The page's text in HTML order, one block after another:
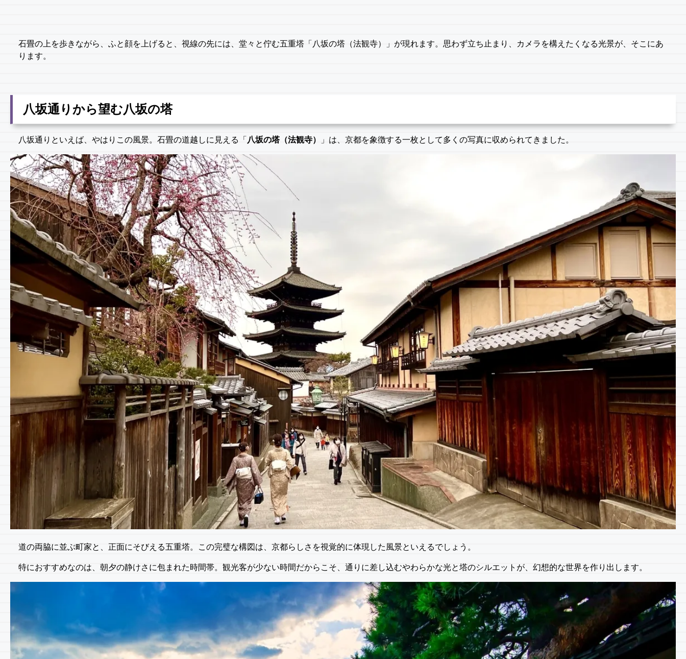
石畳の上を歩きながら、ふと顔を上げると、視線の先には、堂々と佇む五重塔「八坂の塔（法観寺）」が現れます。思わず立ち止まり、カメラを構えたくなる光景が、そこにあ
ります。
八坂通りから望む八坂の塔
八坂通りといえば、やはりこの風景。石畳の道越しに見える「 八坂の塔（法観寺） 」は、京都を象徴する一枚として多くの写真に収められてきました。
道の両脇に並ぶ町家と、正面にそびえる五重塔。この完璧な構図は、京都らしさを視覚的に体現した風景といえるでしょう。
特におすすめなのは、朝夕の静けさに包まれた時間帯。観光客が少ない時間だからこそ、通りに差し込むやわらかな光と塔のシルエットが、幻想的な世界を作り出します。